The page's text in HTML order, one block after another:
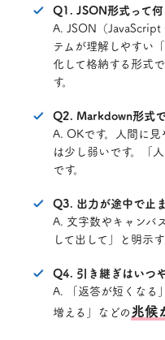
Q1. JSON形式って何
A. JSON（
テムが理解しやすい
化して格納する形式
す。
Q2. Markdown形式
A. OKです。人間に
は少し弱いです。「
です。
Q3. 出力が途中で止
A. 文字数やキャンバ
して出して」と明示
Q4. 引き継ぎはいつ
A. 「返答が短くなる
増える」などの 兆候